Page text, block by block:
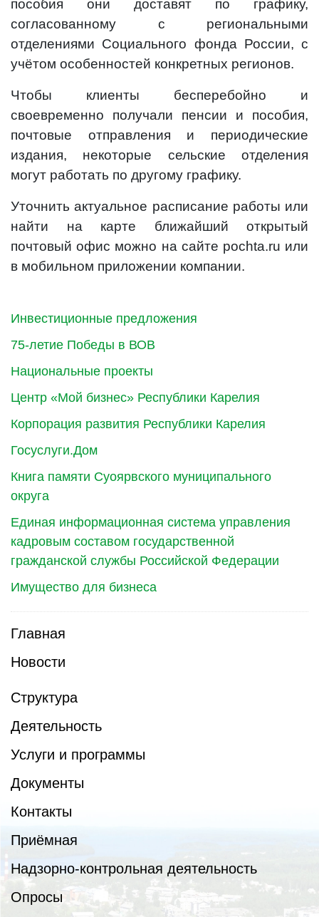
Инвестиционные предложения
75-летие Победы в ВОВ
Национальные проекты
Центр «Мой бизнес» Республики Карелия
Корпорация развития Республики Карелия
Госуслуги.Дом
Книга памяти Суоярвского муниципального
округа
Единая информационная система управления
кадровым составом государственной
гражданской службы Российской Федерации
Имущество для бизнеса
Главная
Новости
Структура
Деятельность
Услуги и программы
Документы
Контакты
Приёмная
Надзорно-контрольная деятельность
Опросы
пособия они доставят по графику,
согласованному с региональными
отделениями Социального фонда России, с
учётом особенностей конкретных регионов.
Чтобы клиенты бесперебойно и
своевременно получали пенсии и пособия,
почтовые отправления и периодические
издания, некоторые сельские отделения
могут работать по другому графику.
Уточнить актуальное расписание работы или
найти на карте ближайший открытый
почтовый офис можно на сайте pochta.ru или
в мобильном приложении компании.